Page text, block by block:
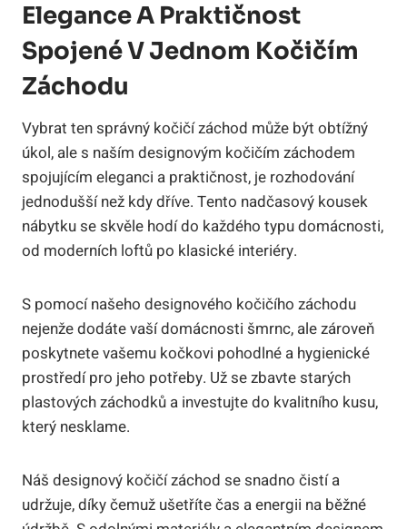
Elegance A Praktičnost
Spojené V Jednom Kočičím
Záchodu
Vybrat ten správný kočičí záchod může být obtížný
úkol, ale s naším designovým kočičím záchodem
spojujícím eleganci a praktičnost, je rozhodování
jednodušší než kdy dříve. Tento nadčasový kousek
nábytku se skvěle hodí do každého typu domácnosti,
od moderních loftů po klasické interiéry.
S pomocí našeho designového kočičího záchodu
nejenže dodáte vaší domácnosti šmrnc, ale zároveň
poskytnete vašemu kočkovi pohodlné a hygienické
prostředí pro jeho potřeby. Už se zbavte starých
plastových záchodků a investujte do kvalitního kusu,
který nesklame.
Náš designový kočičí záchod se snadno čistí a
udržuje, díky čemuž ušetříte čas a energii na běžné